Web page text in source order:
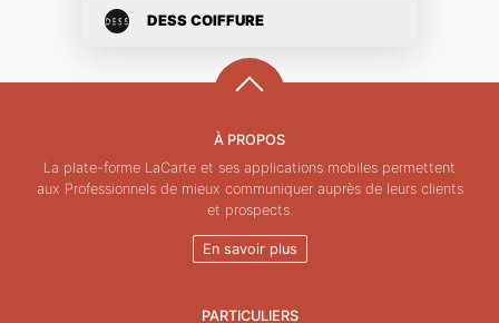
DESS COIFFURE
À PROPOS
La plate-forme LaCarte et ses applications mobiles permettent
aux Professionnels de mieux communiquer auprès de leurs clients
et prospects.
En savoir plus
PARTICULIERS